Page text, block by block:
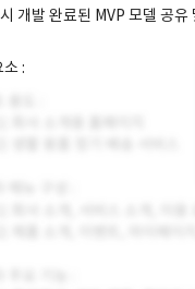
개발 완료된 MVP 모델 공
: